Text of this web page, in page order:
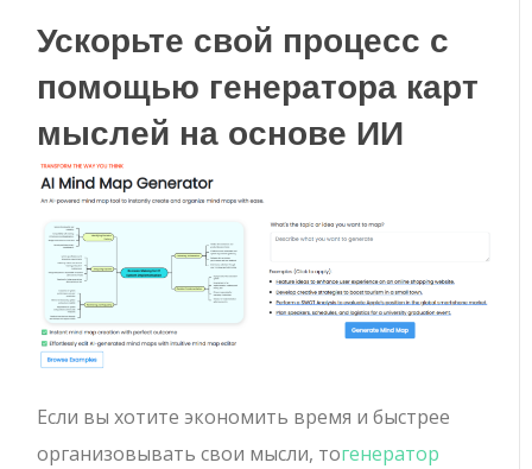
Ускорьте свой процесс с
помощью генератора карт
мыслей на основе ИИ
Если вы хотите экономить время и быстрее
организовывать свои мысли, тогенератор